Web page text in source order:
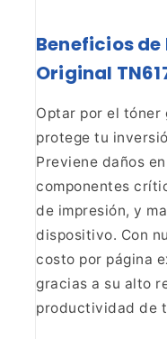
Beneficios de
Original
Optar por el tóner
protege tu
Previene daños
componentes
de impresión, y
dispositivo. Con
costo por página
gracias a su alto
productividad de